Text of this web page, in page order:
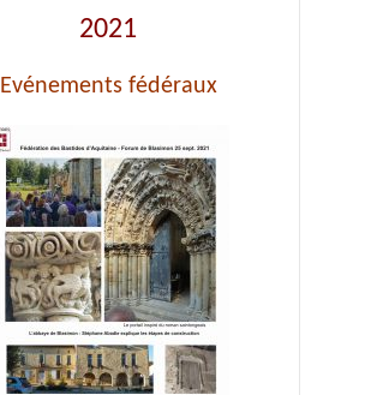
2021
Evénements fédéraux